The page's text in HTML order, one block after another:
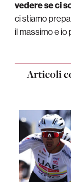
vedere se ci
ci stiamo
il massimo e
Articoli